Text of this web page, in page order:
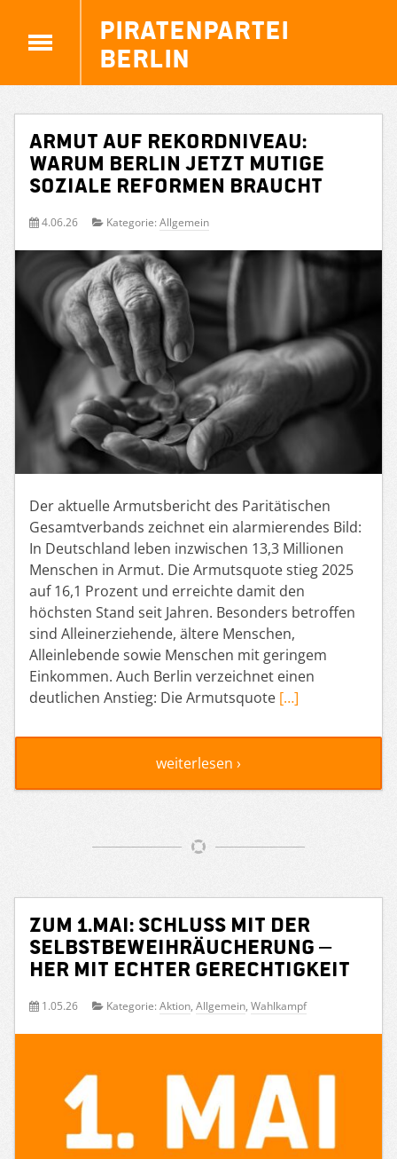
Piratenpartei
Berlin
Armut auf Rekordniveau:
Warum Berlin jetzt mutige
soziale Reformen braucht
4.06.26 Kategorie: Allgemein
Der aktuelle Armutsbericht des Paritätischen
Gesamtverbands zeichnet ein alarmierendes Bild:
In Deutschland leben inzwischen 13,3 Millionen
Menschen in Armut. Die Armutsquote stieg 2025
auf 16,1 Prozent und erreichte damit den
höchsten Stand seit Jahren. Besonders betroffen
sind Alleinerziehende, ältere Menschen,
Alleinlebende sowie Menschen mit geringem
Einkommen. Auch Berlin verzeichnet einen
deutlichen Anstieg: Die Armutsquote […]
weiterlesen ›
Zum 1.Mai: Schluss mit der
Selbstbeweihräucherung –
her mit echter Gerechtigkeit
1.05.26 Kategorie: Aktion, Allgemein, Wahlkampf